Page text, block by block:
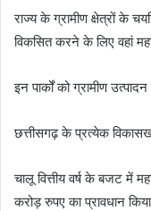
राज्य के ग्रामीण क्षेत्रों के
विकसित करने के लिए वहां
इन पार्कों को ग्रामीण
छत्तीसगढ़ के प्रत्येक
चालू वित्तीय वर्ष के बजट में
करोड़ रुपए का प्रावधान